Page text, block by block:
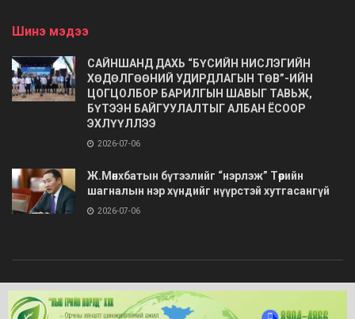
Шинэ мэдээ
САЙНШАНД ДАХЬ “БҮСИЙН НИСЛЭГИЙН
ХӨДӨЛГӨӨНИЙ УДИРДЛАГЫН ТӨВ”-ИЙН
ЦОГЦОЛБОР БАРИЛГЫН ШАВЫГ ТАВЬЖ,
БҮТЭЭН БАЙГУУЛАЛТЫГ АЛБАН ЁСООР
ЭХЛҮҮЛЛЭЭ
2026-07-06
Ж.Мөнхбатын бүтээлийг “нэрлэж” Төрийн
шагналын нэр хүндийг нүүрстэй хутгасангүй
2026-07-06
© 2020 Barimt.com- Зохиогчийн эрх хуулиар хамгаалагдсан. Загварыг
ONLINE MEDIA LLC.